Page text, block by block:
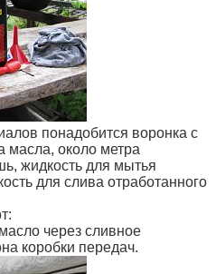
понадобится воронка с
масла, около метра
жидкость для мытья
для слива отработанного
через сливное
коробки передач.